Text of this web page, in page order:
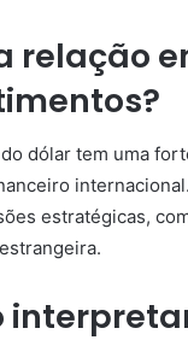
relação
dólar tem uma
estratégicas,